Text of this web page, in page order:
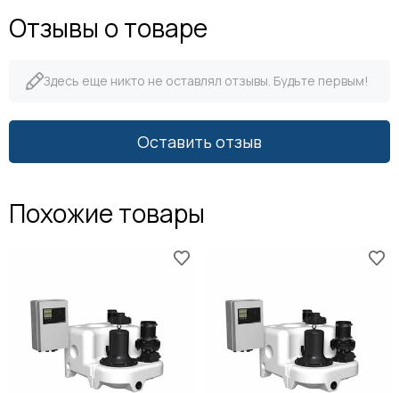
Отзывы о товаре
Здесь еще никто не оставлял отзывы. Будьте первым!
Оставить отзыв
Похожие товары